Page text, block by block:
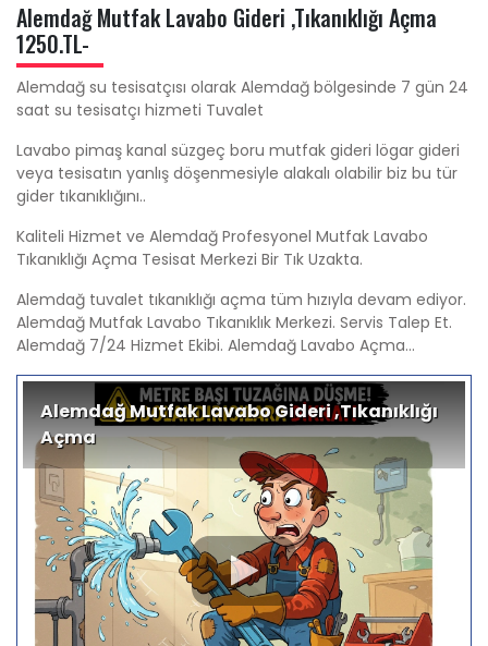
Alemdağ Mutfak Lavabo Gideri ,Tıkanıklığı Açma
1250.TL-
Alemdağ su tesisatçısı olarak Alemdağ bölgesinde 7 gün 24
saat su tesisatçı hizmeti Tuvalet
Lavabo pimaş kanal süzgeç boru mutfak gideri lögar gideri
veya tesisatın yanlış döşenmesiyle alakalı olabilir biz bu tür
gider tıkanıklığını..
Kaliteli Hizmet ve Alemdağ Profesyonel Mutfak Lavabo
Tıkanıklığı Açma Tesisat Merkezi Bir Tık Uzakta.
Alemdağ tuvalet tıkanıklığı açma tüm hızıyla devam ediyor.
Alemdağ Mutfak Lavabo Tıkanıklık Merkezi. Servis Talep Et.
Alemdağ 7/24 Hizmet Ekibi. Alemdağ Lavabo Açma...
Alemdağ Mutfak Lavabo Gideri ,Tıkanıklığı
Açma